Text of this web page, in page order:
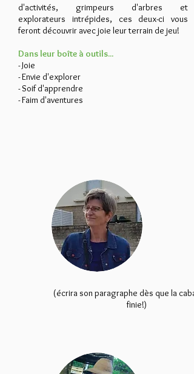
d'activités, grimpeurs d'arbres et
explorateurs intrépides, ces deux-ci vous
feront découvrir avec joie leur terrain de jeu!
Dans leur boîte à outils...
- Joie
- Envie d'explorer
- Soif d'apprendre
- Faim d'aventures
(écrira son paragraphe dès que la
finie!)